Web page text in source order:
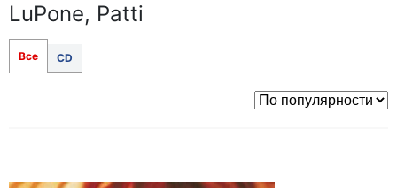
LuPone, Patti
Все CD